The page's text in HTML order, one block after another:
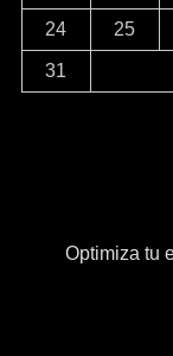
24 25
31
Optimiza tu